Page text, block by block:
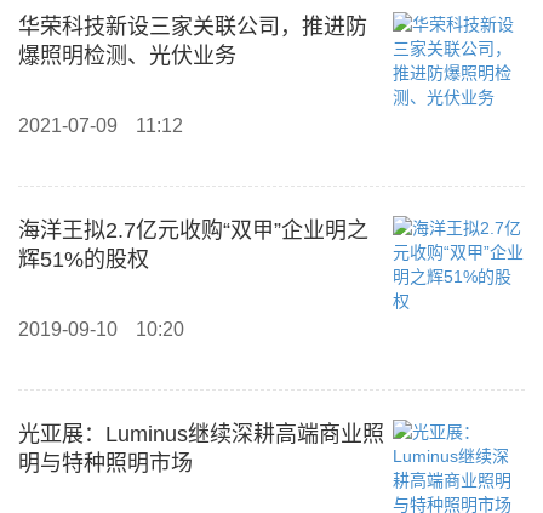
华荣科技新设三家关联公司，推进防
爆照明检测、光伏业务
2021-07-09 11:12
海洋王拟2.7亿元收购“双甲”企业明之
辉51%的股权
2019-09-10 10:20
光亚展：Luminus继续深耕高端商业照
明与特种照明市场